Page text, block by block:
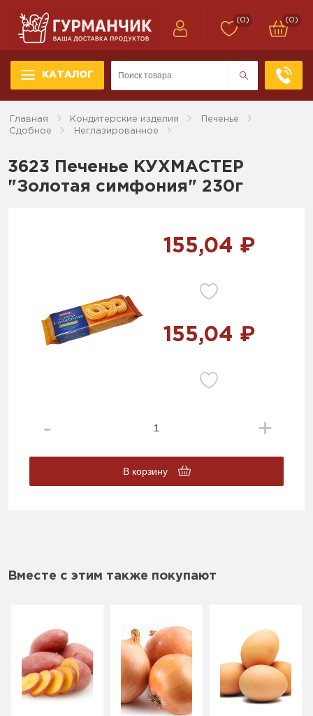
КАТАЛОГ
(0) (0)
Главная Кондитерские изделия
Печенье
Сдобное
Неглазированное
3623 Печенье КУХМАСТЕР
"Золотая симфония" 230г
155,04 ₽
155,04 ₽
В корзину
Вместе с этим также покупают